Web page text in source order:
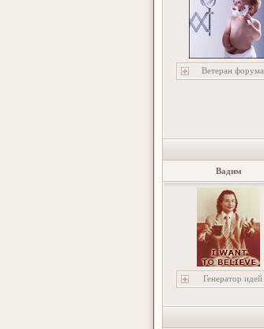
Ветеран форума
Вадим
Генератор идей